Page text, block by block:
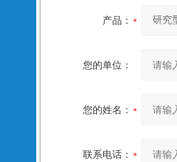
产品：
您的单位：
您的姓名：
联系电话：